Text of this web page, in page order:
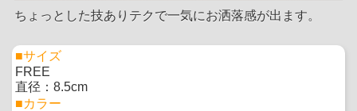
ちょっとした技ありテクで一気にお洒落感が出ます。
■サイズ
FREE
直径：8.5cm
■カラー